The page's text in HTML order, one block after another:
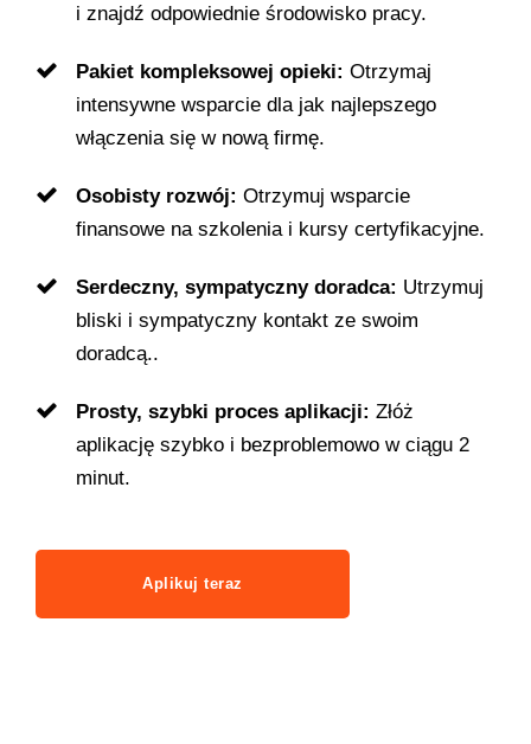
i znajdź odpowiednie środowisko pracy.
Pakiet kompleksowej opieki: Otrzymaj
intensywne wsparcie dla jak najlepszego
włączenia się w nową firmę.
Osobisty rozwój: Otrzymuj wsparcie
finansowe na szkolenia i kursy certyfikacyjne.
Serdeczny, sympatyczny doradca: Utrzymuj
bliski i sympatyczny kontakt ze swoim
doradcą..
Prosty, szybki proces aplikacji: Złóż
aplikację szybko i bezproblemowo w ciągu 2
minut.
Aplikuj teraz